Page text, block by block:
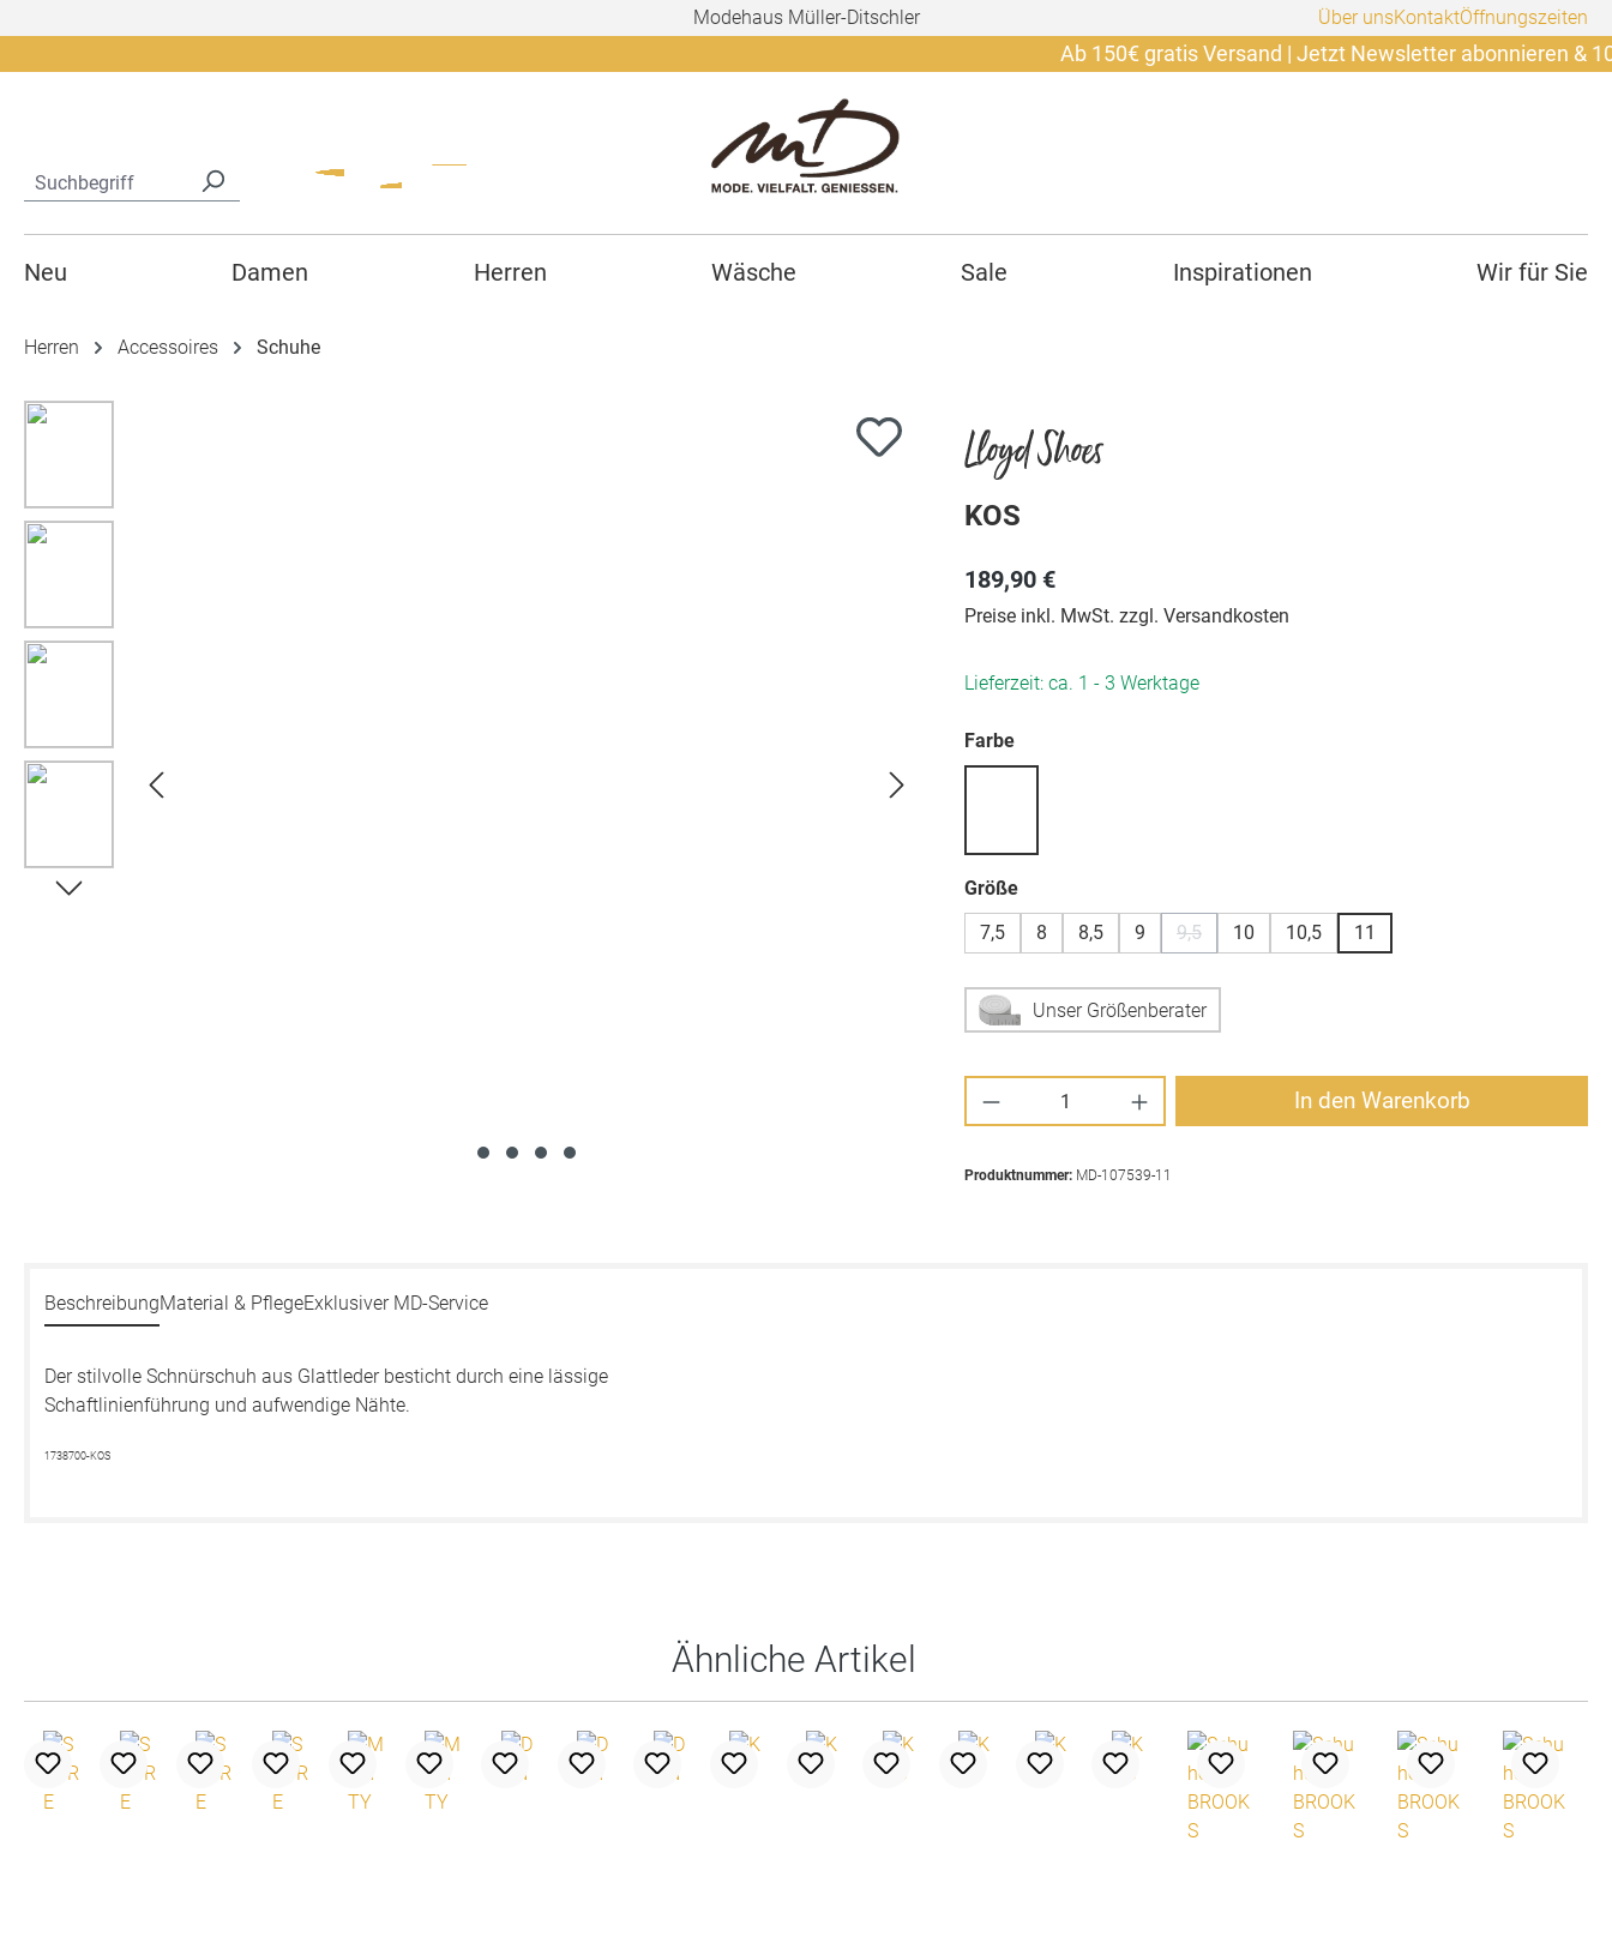
Modehaus Müller-Ditschler Über unsKontaktÖffnungszeiten
Ab 150€ gratis Versand | Jetzt Newsletter abonnieren & 10€
Neu Damen Herren Wäsche Sale Inspirationen Wir für Sie
Herren Accessoires Schuhe
Bildergalerie überspringen
Lloyd Shoes
KOS
189,90 €
Preise inkl. MwSt. zzgl. Versandkosten
Lieferzeit: ca. 1 - 3 Werktage
Farbeauswählen
Größeauswählen
7,5
8 8,5 9 9,5
(Diese Option ist zurzeit nicht verfügbar.)
10 10,5 11
Unser Größenberater
Produkt Anzahl: Gib den gewünschten Wert ein
In den Warenkorb
Produktnummer: MD-107539-11
BeschreibungMaterial & PflegeExklusiver MD-Service
Der stilvolle Schnürschuh aus Glattleder besticht durch eine lässige
Schaftlinienführung und aufwendige Nähte.
1738700-KOS
Ähnliche Artikel